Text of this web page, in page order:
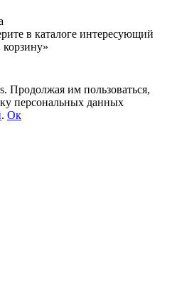
в каталоге интересующий
Продолжая им пользоваться,
персональных данных
. Ок